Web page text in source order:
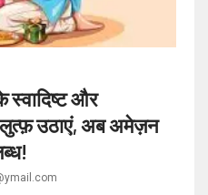
और
लुत्फ़ उठाएं, अब अमेज़न